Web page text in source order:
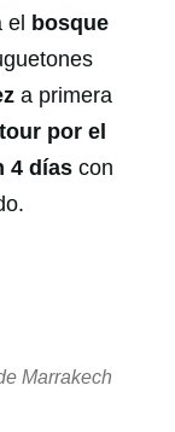
el bosque
a primera
tour por el
4 días con
Marrakech